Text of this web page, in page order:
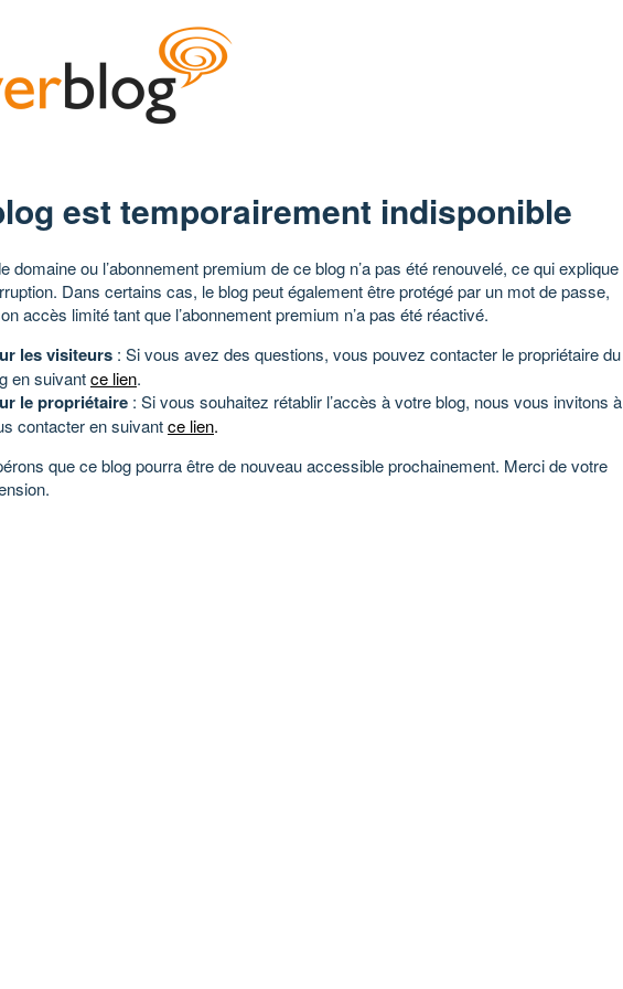
est temporairement indisponible
domaine ou l’abonnement premium de ce blog n’a pas été renouvelé, ce qui explique
Dans certains cas, le blog peut également être protégé par un mot de passe,
accès limité tant que l’abonnement premium n’a pas été réactivé.
les visiteurs : Si vous avez des questions, vous pouvez contacter le propriétaire du
en suivantce lien.
le propriétaire : Si vous souhaitez rétablir l’accès à votre blog, nous vous invitons à
contacter en suivantce lien.
que ce blog pourra être de nouveau accessible prochainement. Merci de votre